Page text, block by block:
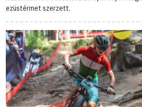
ezüstérmet szerzett.